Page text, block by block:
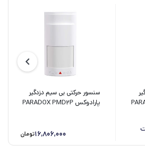
سنسور حرکتی بی سیم دزدگیر
پارادوکس PARADOX PMD2P
16,806,000تومان